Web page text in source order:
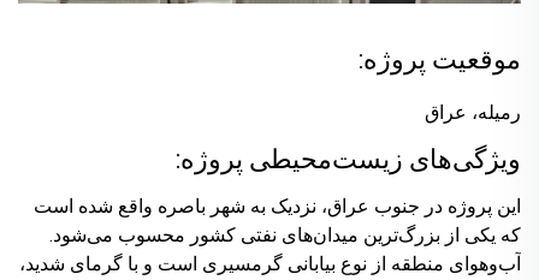
موقعیت پروژه:
رمیله، عراق
ویژگی‌های زیست‌محیطی پروژه:
این پروژه در جنوب عراق، نزدیک به شهر باصره واقع شده است
که یکی از بزرگ‌ترین میدان‌های نفتی کشور محسوب می‌شود.
آب‌وهوای منطقه از نوع بیابانی گرمسیری است و با گرمای شدید،